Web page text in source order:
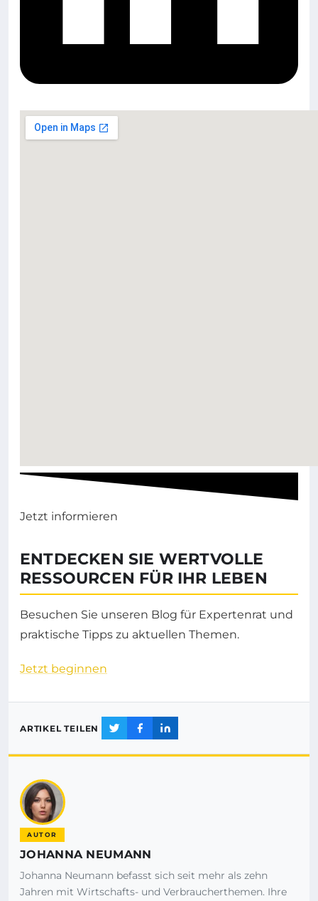
Jetzt informieren
ENTDECKEN SIE WERTVOLLE
RESSOURCEN FÜR IHR LEBEN
Besuchen Sie unseren Blog für Expertenrat und
praktische Tipps zu aktuellen Themen.
Jetzt beginnen
ARTIKEL TEILEN
AUTOR
JOHANNA NEUMANN
Johanna Neumann befasst sich seit mehr als zehn
Jahren mit Wirtschafts- und Verbraucherthemen. Ihre